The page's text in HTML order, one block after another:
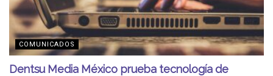
COMUNICADOS
Dentsu Media México prueba tecnología de